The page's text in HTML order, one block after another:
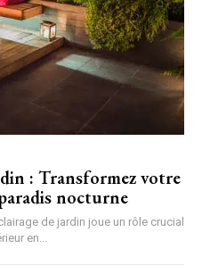
: Transformez votre
nocturne
de jardin joue un rôle crucial
en...